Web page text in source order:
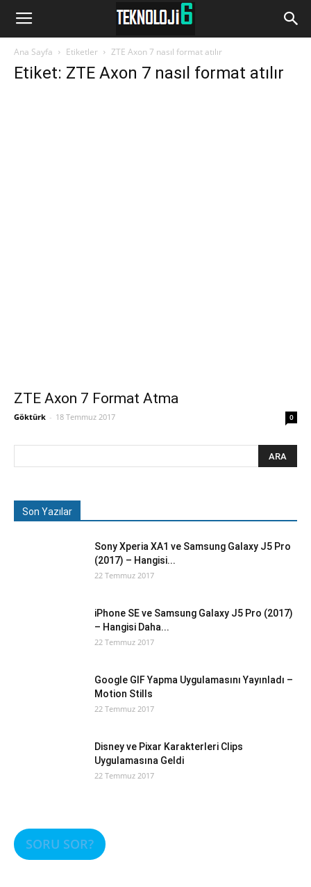
www.Teknoloji6.com
Ana Sayfa Etiketler ZTE Axon 7 nasıl format atılır
Etiket: ZTE Axon 7 nasıl format atılır
ZTE Axon 7 Format Atma
Göktürk - 18 Temmuz 2017 0
Son Yazılar
Sony Xperia XA1 ve Samsung Galaxy J5 Pro
(2017) – Hangisi...
22 Temmuz 2017
iPhone SE ve Samsung Galaxy J5 Pro (2017)
– Hangisi Daha...
22 Temmuz 2017
Google GIF Yapma Uygulamasını Yayınladı –
Motion Stills
22 Temmuz 2017
Disney ve Pixar Karakterleri Clips
Uygulamasına Geldi
22 Temmuz 2017
SORU SOR?